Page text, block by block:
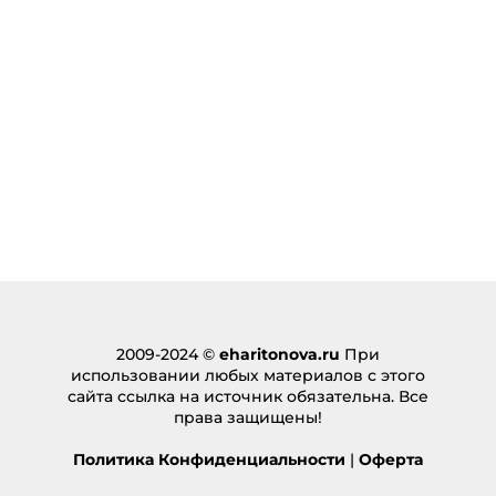
2009-2024 © eharitonova.ru При
использовании любых материалов с этого
сайта ссылка на источник обязательна. Все
права защищены!
Политика Конфиденциальности | Оферта